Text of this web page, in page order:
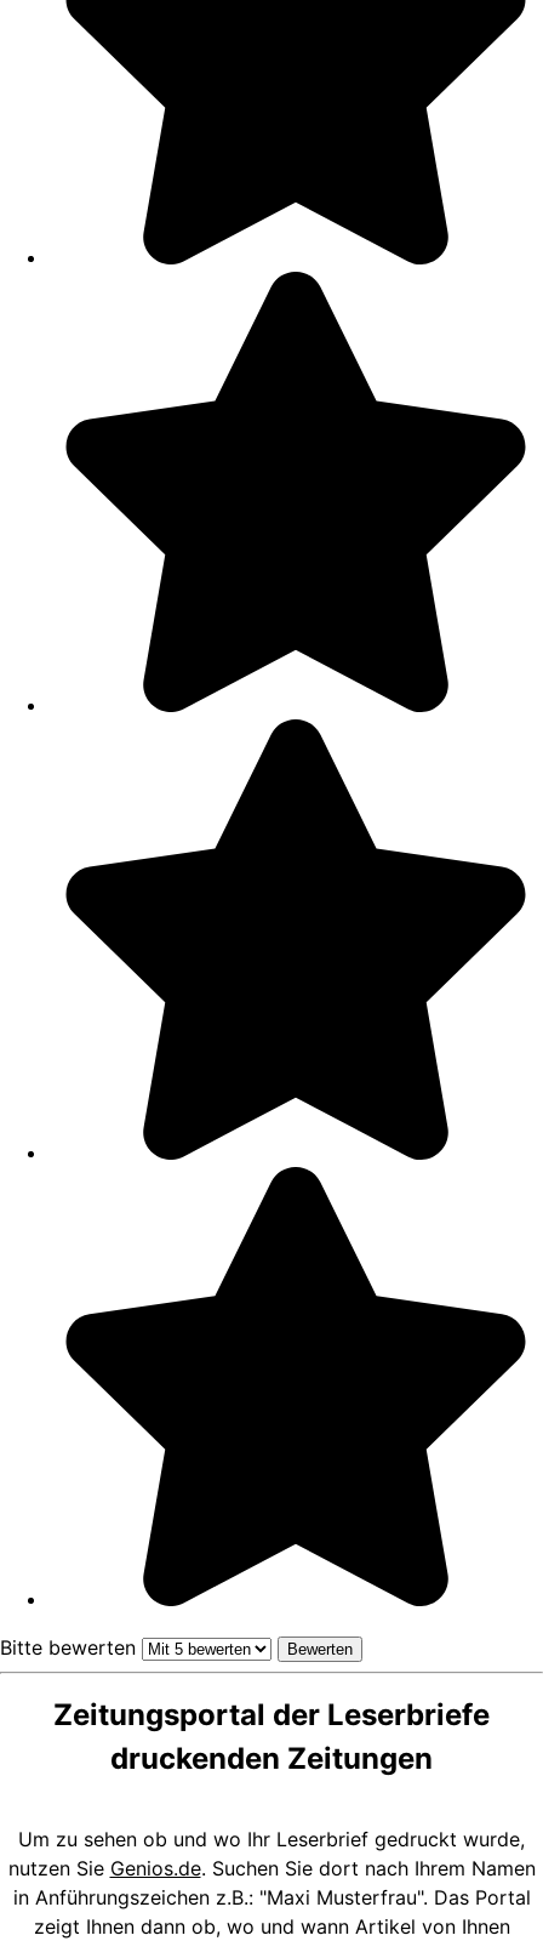
Bitte bewerten
Zeitungsportal der Leserbriefe
druckenden Zeitungen
Um zu sehen ob und wo Ihr Leserbrief gedruckt wurde,
nutzen Sie Genios.de. Suchen Sie dort nach Ihrem Namen
in Anführungszeichen z.B.: "Maxi Musterfrau". Das Portal
zeigt Ihnen dann ob, wo und wann Artikel von Ihnen